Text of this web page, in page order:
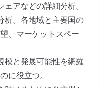
アなどの詳細分析。
析。各地域と主要国の
、マーケットスペー
模と発展可能性を網羅
に役立つ。